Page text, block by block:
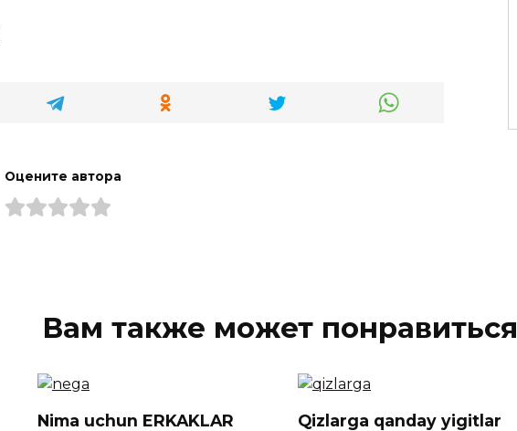
Оцените автора
Вам также может понравиться
Nima uchun ERKAKLAR
Qizlarga qanday yigitlar